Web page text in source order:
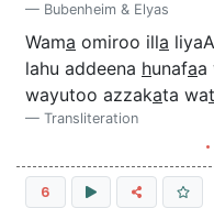
Bubenheim & Elyas
Wama omiroo illa
lahu addeena hunafaa
wayutoo azzakata wa
Transliteration
6